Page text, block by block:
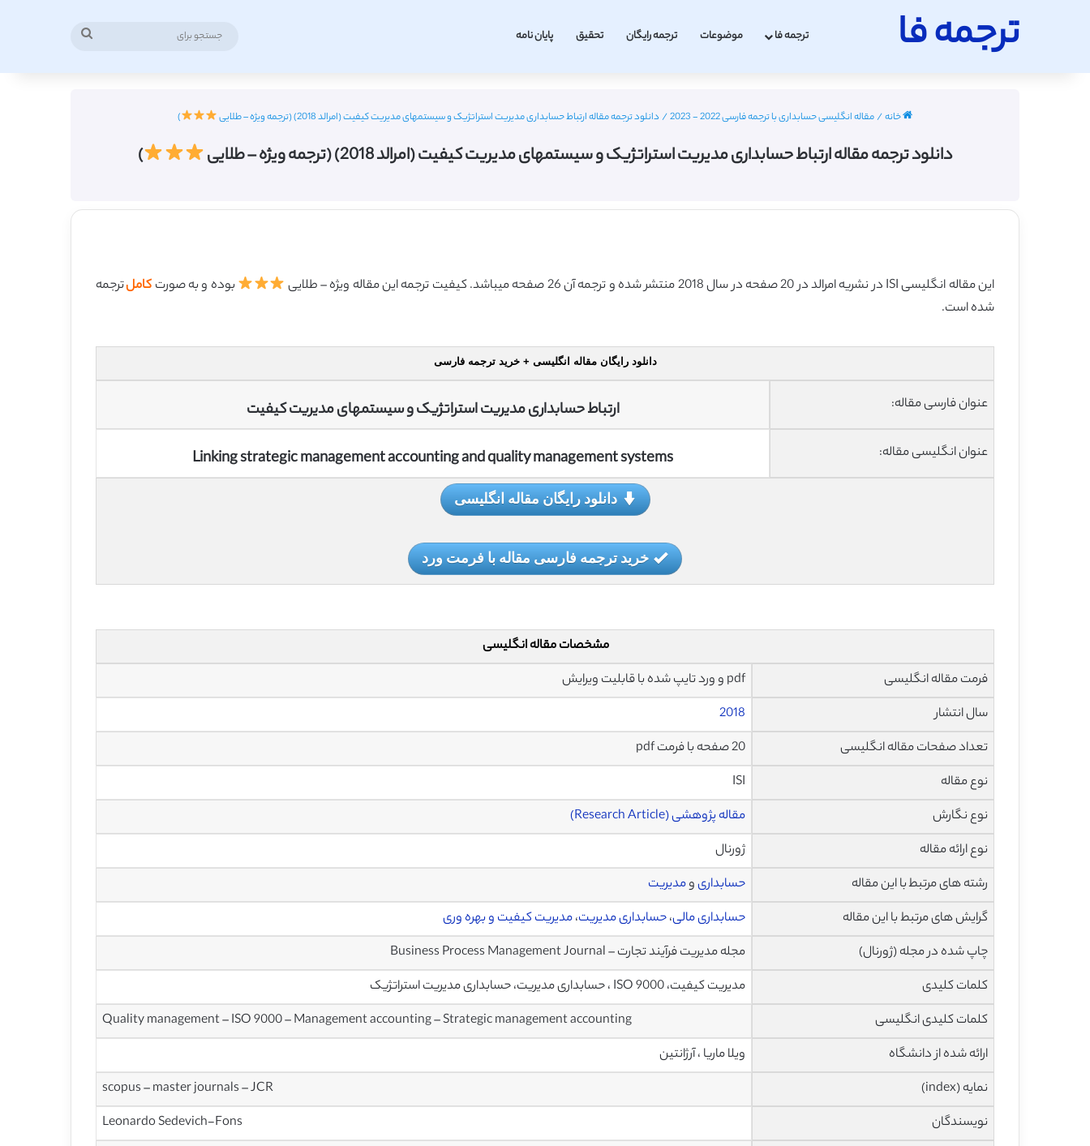
ترجمه فا ترجمه فا موضوعات ترجمه رایگان تحقیق پایان نامه
خانه/مقاله انگلیسی حسابداری با ترجمه فارسی 2022 - 2023 / دانلود ترجمه مقاله ارتباط حسابداری مدیریت استراتژیک و سیستمهای مدیریت کیفیت (امرالد 2018) (ترجمه ویژه – طلایی )
دانلود ترجمه مقاله ارتباط حسابداری مدیریت استراتژیک و سیستمهای مدیریت کیفیت (امرالد 2018) (ترجمه ویژه – طلایی )
این مقاله انگلیسی ISI در نشریه امرالد در 20 صفحه در سال 2018 منتشر شده و ترجمه آن 26 صفحه میباشد. کیفیت ترجمه این مقاله ویژه – طلایی بوده و به صورت کاملترجمه
شده است.
دانلود رایگان مقاله انگلیسی + خرید ترجمه فارسی
عنوان فارسی مقاله: ارتباط حسابداری مدیریت استراتژیک و سیستمهای مدیریت کیفیت
عنوان انگلیسی مقاله: Linking strategic management accounting and quality management systems
دانلود رایگان مقاله انگلیسی
خرید ترجمه فارسی مقاله با فرمت ورد
مشخصات مقاله انگلیسی
فرمت مقاله انگلیسی
pdf و ورد تایپ شده با قابلیت ویرایش
سال انتشار
2018
تعداد صفحات مقاله انگلیسی
20 صفحه با فرمت pdf
نوع مقاله
ISI
نوع نگارش
مقاله پژوهشی (Research Article)
نوع ارائه مقاله
ژورنال
رشته های مرتبط با این مقاله
حسابداریومدیریت
گرایش های مرتبط با این مقاله
حسابداری مالی،حسابداری مدیریت،مدیریت کیفیت و بهره وری
چاپ شده در مجله (ژورنال)
مجله مدیریت فرآیند تجارت – Business Process Management Journal
کلمات کلیدی
مدیریت کیفیت، ISO 9000 ، حسابداری مدیریت، حسابداری مدیریت استراتژیک
کلمات کلیدی انگلیسی
Quality management – ISO 9000 – Management accounting – Strategic management accounting
ارائه شده از دانشگاه
ویلا ماریا ، آرژانتین
نمایه (index)
scopus – master journals – JCR
نویسندگان
Leonardo Sedevich-Fons